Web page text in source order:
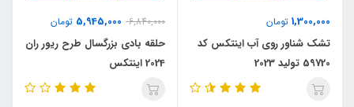
1,300,000 تومان
تشک شناور روی آب اینتکس کد
59720 تولید 2023
6,840,000
5,945,000 تومان
حلقه بادی بزرگسال طرح ریور ران
2024 اینتکس